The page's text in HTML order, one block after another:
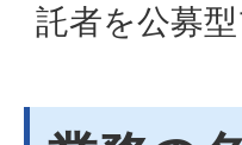
託者を公募